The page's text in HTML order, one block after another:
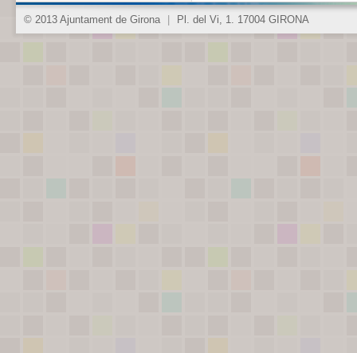
© 2013 Ajuntament de Girona Pl. del Vi, 1. 17004 GIRONA